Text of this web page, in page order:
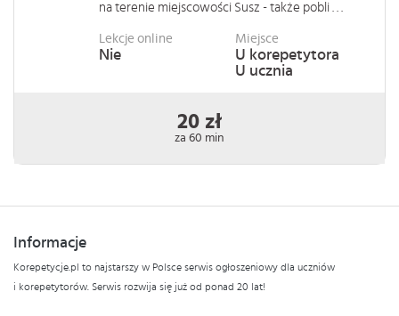
na terenie miejscowości Susz - także pobli . . .
Lekcje online
Nie
Miejsce
U korepetytora
U ucznia
20 zł
za 60 min
Informacje
Korepetycje.pl to najstarszy w Polsce serwis ogłoszeniowy dla uczniów
i korepetytorów. Serwis rozwija się już od ponad 20 lat!